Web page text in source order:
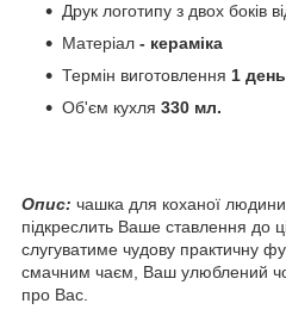
Друк логотипу з двох боків
Матеріал - кераміка
Термін виготовлення 1 день
Об'єм кухля 330 мл.
Опис: чашка для коханої
підкреслить Ваше ставлення до
слугуватиме чудову практичну
смачним чаєм, Ваш улюблений
про Вас.